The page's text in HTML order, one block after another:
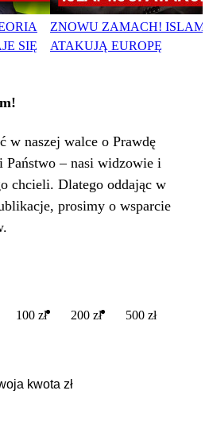
SIĘ
ZNOWU ZAMACH!
ATAKUJĄ EUROPĘ
w naszej walce o Prawdę
Państwo – nasi widzowie i
chcieli. Dlatego oddając w
prosimy o wsparcie
100 zł 200 zł 500 zł